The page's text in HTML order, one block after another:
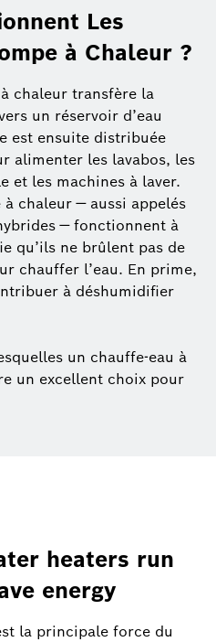
Les
à Chaleur ?
chaleur transfère la
un réservoir d’eau
est ensuite distribuée
alimenter les lavabos, les
et les machines à laver.
chaleur — aussi appelés
— fonctionnent à
qu’ils ne brûlent pas de
chauffer l’eau. En prime,
à déshumidifier
un chauffe-eau à
un excellent choix pour
heaters run
energy
la principale force du